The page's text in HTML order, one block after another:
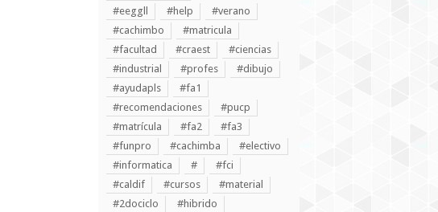
#eeggll
#help
#verano
#cachimbo
#matricula
#facultad
#craest
#ciencias
#industrial
#profes
#dibujo
#ayudapls
#fa1
#recomendaciones
#pucp
#matrícula
#fa2
#fa3
#funpro
#cachimba
#electivo
#informatica
#
#fci
#caldif
#cursos
#material
#2dociclo
#hibrido